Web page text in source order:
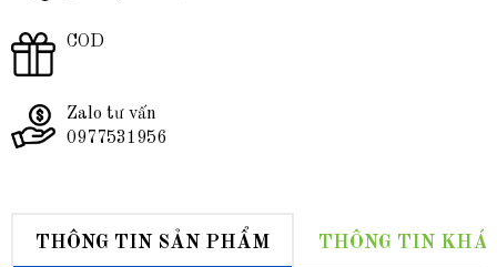
COD
Zalo tư vấn
0977531956
THÔNG TIN SẢN PHẨM THÔNG TIN